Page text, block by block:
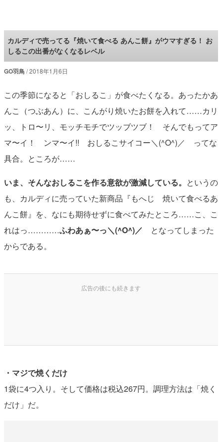
ロケットニュース24
カルディで売ってる『焼いて食べる あんこ餅』がウマすぎる！ お
しるこの出番がなくなるレベル
GO羽鳥 2018年1月6日
この季節になると「おしるこ」が食べたくなる。あったかあ
んこ（つぶあん）に、こんがり焼いたお餅を入れて……カリ
ッ、トロ〜リ、モッチモチでツッブツブ！ そんでもってア
マ〜イ！ ンマ〜イ!! おしるこサイコー＼(^O^)／ ってな
具合。ところが……
いま、そんなおしるこを作る意欲が激減している。 というの
も、カルディに売っていた新商品『もへじ 焼いて食べるあ
んこ餅』を、なにも期待せずに食べてみたところ……こ、こ
れはっ…………ふわあぁ〜っ＼(^O^)／ となってしまった
からである。
・マジで焼くだけ
1袋に4つ入り。そして価格は税込267円。調理方法は「焼く
だけ」だ。